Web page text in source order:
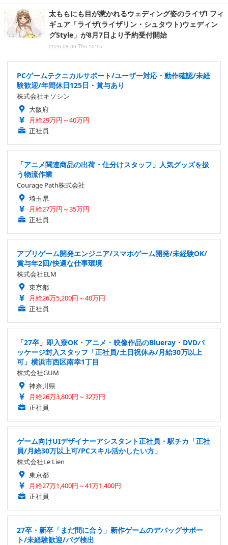
太ももにも目が惹かれるウェディング姿のライザ! フィ
ギュア「ライザ(ライザリン・シュタウト)ウェディン
グStyle」が8月7日より予約受付開始
2026.08.06 Thu 10:15
PCゲームテクニカルサポート/ユーザー対応・動作確認/未経
験歓迎/年間休日125日・賞与あり
株式会社キソシン
大阪府
月給29万円～40万円
正社員
「アニメ関連商品の出荷・仕分けスタッフ」人気グッズを扱
う物流作業
Courage Path株式会社
埼玉県
月給27万円～35万円
正社員
アプリゲーム開発エンジニア/スマホゲーム開発/未経験OK/
賞与年2回/快適な仕事環境
株式会社ELM
東京都
月給26万5,200円～40万円
正社員
「27卒」即入寮OK・アニメ・映像作品のBlueray・DVDパ
ッケージ封入スタッフ「正社員/土日祝休み/月給30万以上
可」横浜市西区南幸1丁目
株式会社GUM
神奈川県
月給26万3,800円～32万円
正社員
ゲーム向けUIデザイナーアシスタント正社員・駅チカ「正社
員/月給30万以上可/PCスキル活かしたい方」
株式会社Le Lien
東京都
月給27万1,400円～41万1,400円
正社員
27卒・新卒「まだ間に合う」新作ゲームのデバッグサポー
ト/未経験歓迎/バグ検出